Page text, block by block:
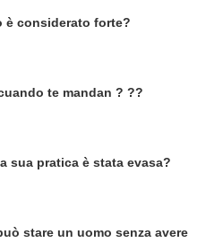
è considerato forte?
te mandan ? ??
sua pratica è stata evasa?
stare un uomo senza avere